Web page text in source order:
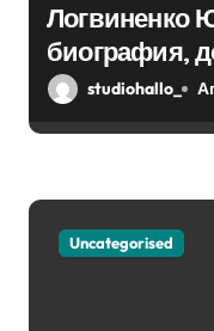
п
и
с
Логвиненко
биография,
интересные
studiohallo_
Uncategorised